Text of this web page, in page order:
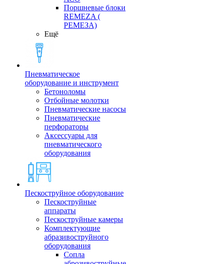
Поршневые блоки
REMEZA (
РЕМЕЗА)
Ещё
Пневматическое
оборудование и инструмент
Бетоноломы
Отбойные молотки
Пневматические насосы
Пневматические
перфораторы
Аксессуары для
пневматического
оборудования
Пескоструйное оборудование
Пескоструйные
аппараты
Пескоструйные камеры
Комплектующие
абразивоструйного
оборудования
Сопла